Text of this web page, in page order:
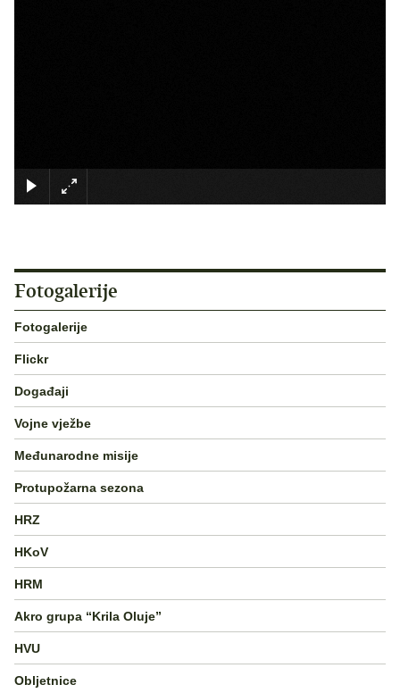
Fotogalerije
Fotogalerije
Flickr
Događaji
Vojne vježbe
Međunarodne misije
Protupožarna sezona
HRZ
HKoV
HRM
Akro grupa “Krila Oluje”
HVU
Obljetnice